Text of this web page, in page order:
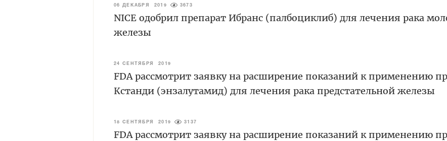
06 ДЕКАБРЯ 2019 3673
NICE одобрил препарат Ибранс (палбоциклиб) для лечения рака
железы
24 СЕНТЯБРЯ 2019
FDA рассмотрит заявку на расширение показаний к применению
Кстанди (энзалутамид) для лечения рака предстательной железы
18 СЕНТЯБРЯ 2019 3137
FDA рассмотрит заявку на расширение показаний к применению